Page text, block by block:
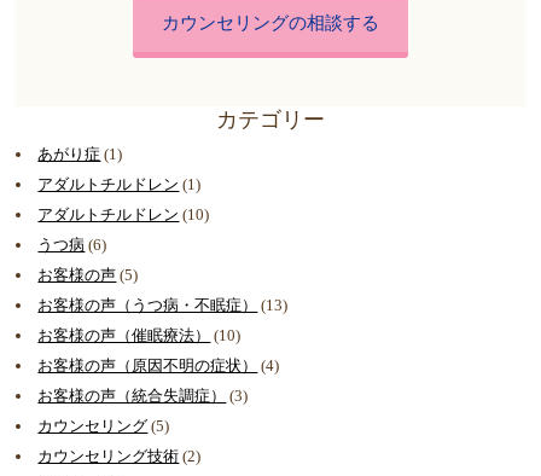
カウンセリングの相談する
カテゴリー
あがり症 (1)
アダルトチルドレン (1)
アダルトチルドレン (10)
うつ病 (6)
お客様の声 (5)
お客様の声（うつ病・不眠症）
(13)
お客様の声（催眠療法）
(10)
お客様の声（原因不明の症状）
(4)
お客様の声（統合失調症）
(3)
カウンセリング (5)
カウンセリング技術 (2)